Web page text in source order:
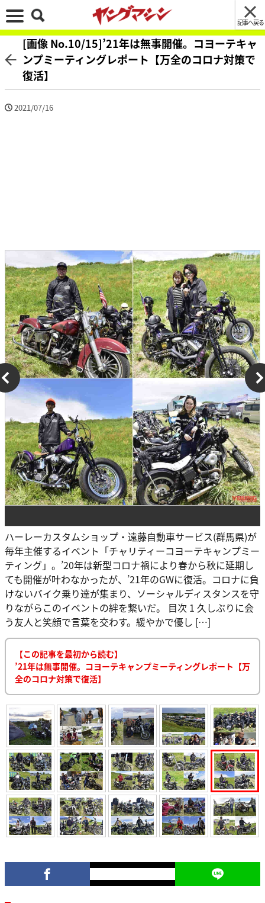
記事へ戻る
[画像 No.10/15]’21年は無事開催。コヨーテキャ
ンプミーティングレポート【万全のコロナ対策で
復活】
2021/07/16
ハーレーカスタムショップ・遠藤自動車サービス(群馬県)が
毎年主催するイベント「チャリティーコヨーテキャンプミー
ティング」。’20年は新型コロナ禍により春から秋に延期し
ても開催が叶わなかったが、’21年のGWに復活。コロナに負
けないバイク乗り達が集まり、ソーシャルディスタンスを守
りながらこのイベントの絆を繋いだ。 目次 1 久しぶりに会
う友人と笑顔で言葉を交わす。緩やかで優し […]
【この記事を最初から読む】
’21年は無事開催。コヨーテキャンプミーティングレポート【万
全のコロナ対策で復活】